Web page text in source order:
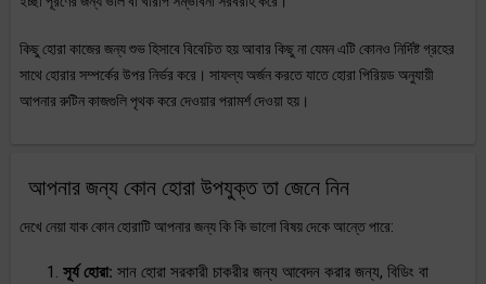
কিছু হোরা কাজের জন্য শুভ হিসাবে বিবেচিত হয় আবার কিছু না যেমন এটি কোনও নির্দিষ্ট গ্রহের
সাথে হোরার সম্পর্কের উপর নির্ভর করে। সাফল্য অর্জন করতে যাতে হোরা পিরিয়ড অনুযায়ী
আপনার রুটিন কাজগুলি পৃথক করে দেওয়ার পরামর্শ দেওয়া হয়।
আপনার জন্য কোন হোরা উপযুক্ত তা জেনে নিন
দেখে নেয়া যাক কোন হোরাটি আপনার জন্য কি কি ভালো বিষয় দেকে আন্তে পারে:
সূর্য হোরা: সান হোরা সরকারী চাকরীর জন্য আবেদন করার জন্য, বিডিং বা